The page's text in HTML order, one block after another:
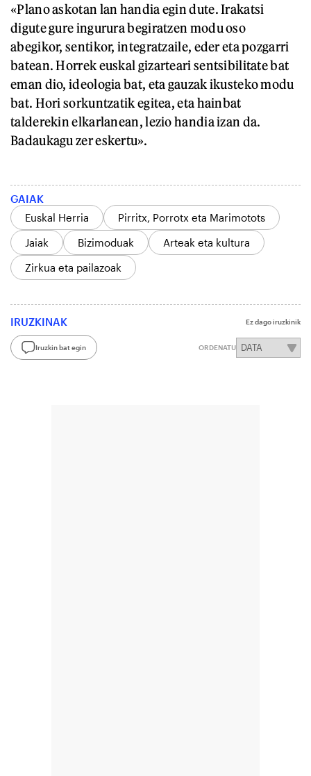
«Plano askotan lan handia egin dute. Irakatsi
digute gure ingurura begiratzen modu oso
abegikor, sentikor, integratzaile, eder eta pozgarri
batean. Horrek euskal gizarteari sentsibilitate bat
eman dio, ideologia bat, eta gauzak ikusteko modu
bat. Hori sorkuntzatik egitea, eta hainbat
talderekin elkarlanean, lezio handia izan da.
Badaukagu zer eskertu».
GAIAK
Euskal Herria
Pirritx, Porrotx eta Marimotots
Jaiak
Bizimoduak
Arteak eta kultura
Zirkua eta pailazoak
IRUZKINAK Ez dago iruzkinik
Iruzkin bat egin ORDENATU